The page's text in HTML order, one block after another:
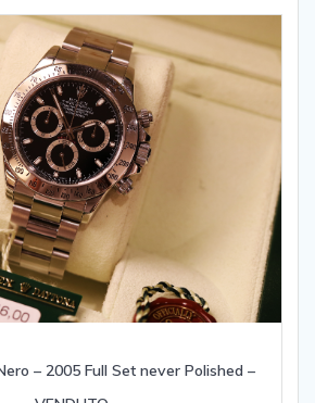
– 2005 Full Set never Polished –